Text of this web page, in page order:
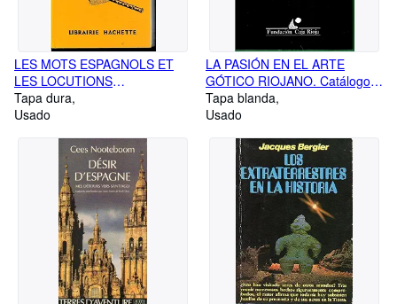
LES MOTS ESPAGNOLS ET
LES LOCUTIONS
ESPAGNOLES GRUPÉS D
APRÈS LE SENS.
Tapa dura
Usado
LA PASIÓN EN EL ARTE
GÓTICO RIOJANO. Catálogo
de la exposición celebrada en
el Centro Cultural Caja de La
15 de abril de 1996.
Tapa blanda
Usado